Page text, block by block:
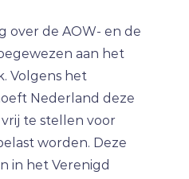
over de AOW- en de
aan het
Volgens het
Nederland deze
te stellen voor
worden. Deze
in het Verenigd